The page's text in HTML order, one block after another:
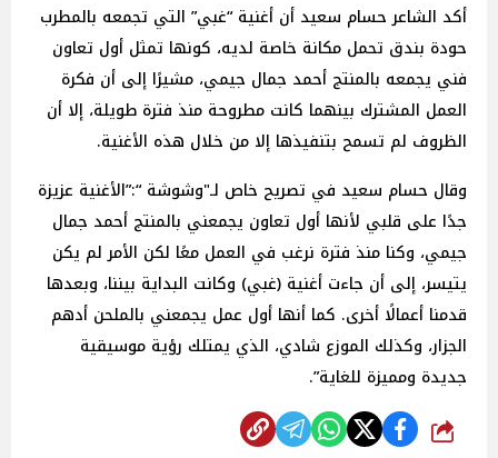
أكد الشاعر حسام سعيد أن أغنية “غبي” التي تجمعه بالمطرب
حودة بندق تحمل مكانة خاصة لديه، كونها تمثل أول تعاون
فني يجمعه بالمنتج أحمد جمال جيمي، مشيرًا إلى أن فكرة
العمل المشترك بينهما كانت مطروحة منذ فترة طويلة، إلا أن
الظروف لم تسمح بتنفيذها إلا من خلال هذه الأغنية.
وقال حسام سعيد في تصريح خاص لـ"وشوشة “:”الأغنية عزيزة
جدًا على قلبي لأنها أول تعاون يجمعني بالمنتج أحمد جمال
جيمي، وكنا منذ فترة نرغب في العمل معًا لكن الأمر لم يكن
يتيسر، إلى أن جاءت أغنية (غبي) وكانت البداية بيننا، وبعدها
قدمنا أعمالًا أخرى. كما أنها أول عمل يجمعني بالملحن أدهم
الجزار، وكذلك الموزع شادي، الذي يمتلك رؤية موسيقية
جديدة ومميزة للغاية”.
شارك